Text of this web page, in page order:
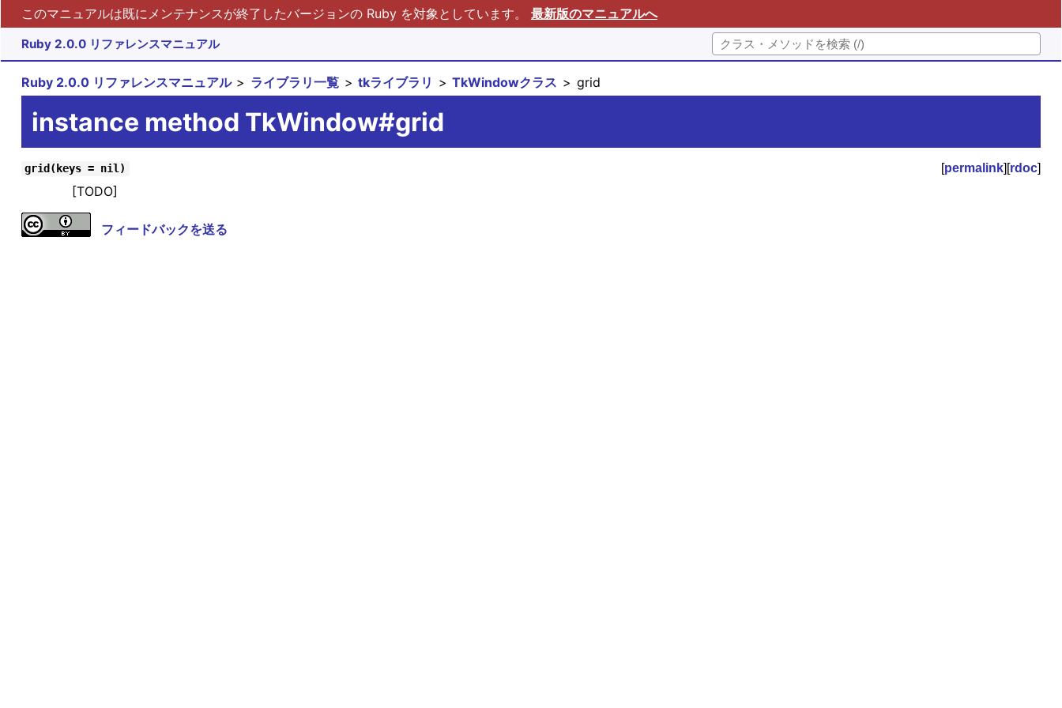
このマニュアルは既にメンテナンスが終了したバージョンの Ruby を対象としています。 最新版のマニュアルへ
Ruby 2.0.0 リファレンスマニュアル
Ruby 2.0.0 リファレンスマニュアル ライブラリ一覧 tkライブラリ TkWindowクラス grid
instance method TkWindow#grid
grid(keys = nil) [permalink][rdoc]
[TODO]
フィードバックを送る